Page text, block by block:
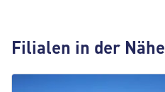
Filialen in der Nähe